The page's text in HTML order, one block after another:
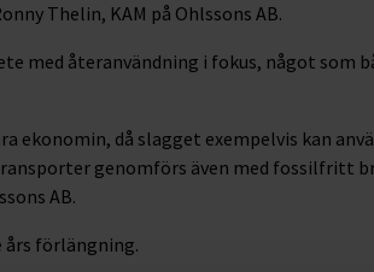
Thelin, KAM på Ohlssons AB.
med återanvändning i fokus, något som
ekonomin, då slagget exempelvis kan
genomförs även med fossilfritt
AB.
förlängning.